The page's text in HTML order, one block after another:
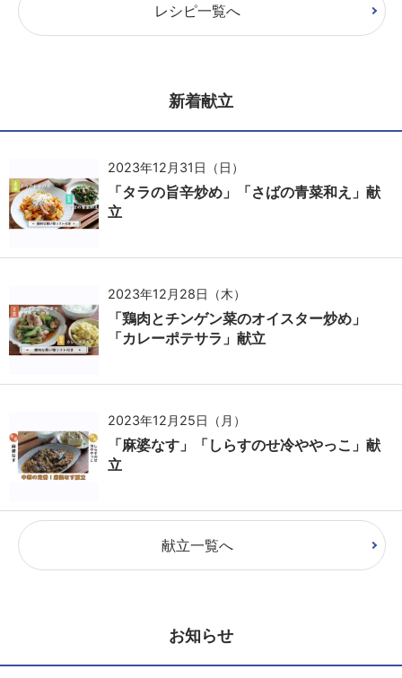
レシピ一覧へ
新着献立
2023年12月31日（日）
「タラの旨辛炒め」「さばの青菜和え」献
立
2023年12月28日（木）
「鶏肉とチンゲン菜のオイスター炒め」
「カレーポテサラ」献立
2023年12月25日（月）
「麻婆なす」「しらすのせ冷ややっこ」献
立
献立一覧へ
お知らせ